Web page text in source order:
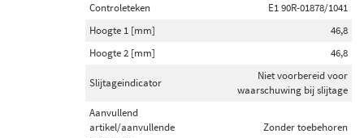
Controleteken
E1 90R-01878/1041
Hoogte 1 [mm]
46,8
Hoogte 2 [mm]
46,8
Slijtageindicator
Niet voorbereid voor
waarschuwing bij slijtage
Aanvullend
artikel/aanvullende
Zonder toebehoren